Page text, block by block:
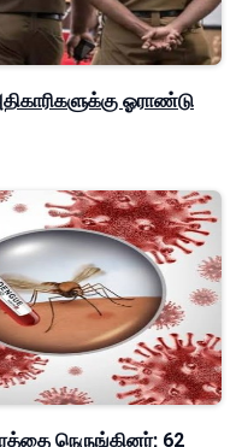
ஓராண்டு
நெருங்கினர்; 62